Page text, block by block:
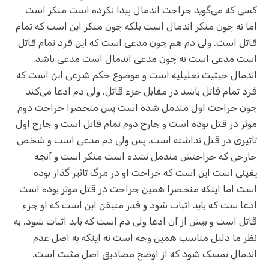
کسی که می‌گوید جراحت اندمال پیدا نکرده است منکر است
اما نه چون منکر اندمال است بلکه چون منکر این است که تمام
قاتل است. ولی دم هم چون مدعی است که این فرد تمام قاتل
است مدعی است نه چون مدعی اندمال است مدعی باشد.
اندمال حیثیت تعلیلیه است و موضوع حکم شرعی این است که
فرد تمام قاتل باشد در مقابل جزء قاتل. ولی دم ادعا می‌کند
چون جراحت اول مندمل شده است پس منحصرا جراحت دوم
موثر در قتل بوده است و جارح دوم تمام قاتل است و جارح اول
تاثیری در قتل نداشته است. پس ولی دم مدعی است و شخص
جارحی که جراحتش مندمل نشده است منکر است و آنچه
یقینی است این است که جراحت او در مرگ تاثیر گذار بوده
است اما اینکه منحصرا همین جراحت در قتل موثر بوده است
ادعا ست که باید اثبات شود و قدر متیقن این است که او جزء
قاتل است و بیش از آن ادعا ولی دم است که باید اثبات شود. به
نظر ما دلیل مناسب همین وجه است نه اینکه به اصل عدم
اندمال تمسک شود که از اوضح مصادیق اصل مثبت است.